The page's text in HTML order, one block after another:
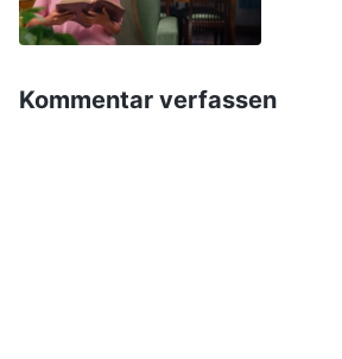
Beaufsichtigung des Oberen nie
Kommentar verfassen